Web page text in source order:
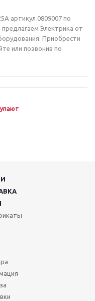
артикул 0809007 по
Электрика от
Приобрести
или позвонив по